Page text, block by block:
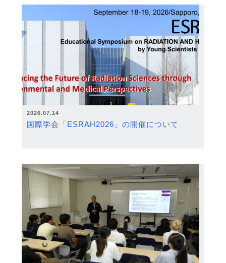
2026.07.14
国際学会「ESRAH2026」の開催について